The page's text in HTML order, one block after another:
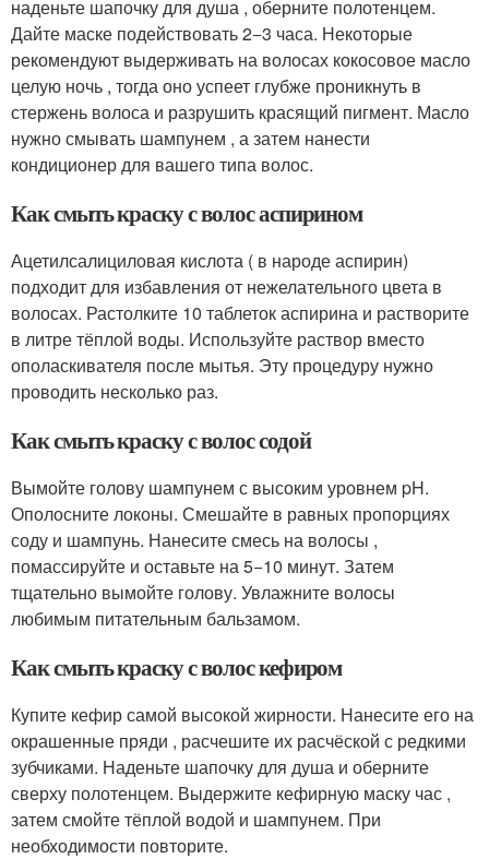
наденьте шапочку для душа , оберните полотенцем.
Дайте маске подействовать 2−3 часа. Некоторые
рекомендуют выдерживать на волосах кокосовое масло
целую ночь , тогда оно успеет глубже проникнуть в
стержень волоса и разрушить красящий пигмент. Масло
нужно смывать шампунем , а затем нанести
кондиционер для вашего типа волос.
Как смыть краску с волос аспирином
Ацетилсалициловая кислота ( в народе аспирин)
подходит для избавления от нежелательного цвета в
волосах. Растолките 10 таблеток аспирина и растворите
в литре тёплой воды. Используйте раствор вместо
ополаскивателя после мытья. Эту процедуру нужно
проводить несколько раз.
Как смыть краску с волос содой
Вымойте голову шампунем с высоким уровнем pH.
Ополосните локоны. Смешайте в равных пропорциях
соду и шампунь. Нанесите смесь на волосы ,
помассируйте и оставьте на 5−10 минут. Затем
тщательно вымойте голову. Увлажните волосы
любимым питательным бальзамом.
Как смыть краску с волос кефиром
Купите кефир самой высокой жирности. Нанесите его на
окрашенные пряди , расчешите их расчёской с редкими
зубчиками. Наденьте шапочку для душа и оберните
сверху полотенцем. Выдержите кефирную маску час ,
затем смойте тёплой водой и шампунем. При
необходимости повторите.